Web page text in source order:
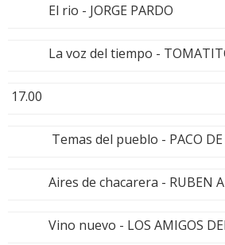
El rio - JORGE PARDO
La voz del tiempo -
17.00
Temas del pueblo - PACO
Aires de chacarera - RUBEN
Vino nuevo - LOS AMIGOS